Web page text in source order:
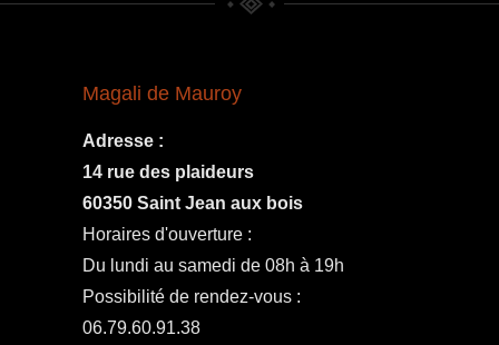
Magali de Mauroy
Adresse :
14 rue des plaideurs
60350 Saint Jean aux bois
Horaires d'ouverture :
Du lundi au samedi de 08h à 19h
Possibilité de rendez-vous :
06.79.60.91.38